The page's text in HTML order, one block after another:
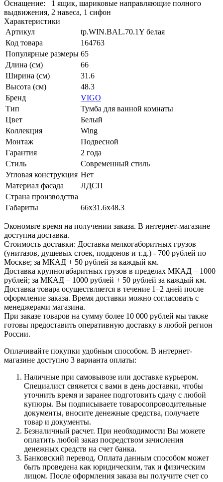
Оснащение: 1 ящик, шариковые направляющие полного
выдвижения, 2 навеса, 1 сифон
Характеристики
Артикул
tp.WIN.BAL.70.1Y белая
Код товара
164763
Популярные размеры 65
Длина (см)
66
Ширина (см)
31.6
Высота (см)
48.3
Бренд
VIGO
Тип
Тумба для ванной комнаты
Цвет
Белый
Коллекция
Wing
Монтаж
Подвесной
Гарантия
2 года
Стиль
Современный стиль
Угловая конструкция Нет
Материал фасада
ЛДСП
Страна производства
Габариты
66x31.6x48.3
Экономьте время на получении заказа. В интернет-магазине
доступна доставка.
Стоимость доставки: Доставка мелкогаборитных грузов
(унитазов, душевых стоек, поддонов и т.д.) - 700 рублей по
Москве; за МКАД + 50 рублей за каждый км.
Доставка крупногабаритных грузов в пределах МКАД – 1000
рублей; за МКАД – 1000 рублей + 50 рублей за каждый км.
Доставка товара осуществляется в течение 1–2 дней после
оформление заказа. Время доставки можно согласовать с
менеджерами магазина.
При заказе товаров на сумму более 10 000 рублей мы также
готовы предоставить оперативную доставку в любой регион
России.
Оплачивайте покупки удобным способом. В интернет-
магазине доступно 3 варианта оплаты:
Наличные при самовывозе или доставке курьером.
Специалист свяжется с вами в день доставки, чтобы
уточнить время и заранее подготовить сдачу с любой
купюры. Вы подписываете товаросопроводительные
документы, вносите денежные средства, получаете
товар и документы.
Безналичный расчет. При необходимости Вы можете
оплатить любой заказ посредством зачисления
денежных средств на счет банка.
Банковский перевод. Оплата данным способом может
быть проведена как юридическим, так и физическим
лицом. После оформления заказа вы получите счет со